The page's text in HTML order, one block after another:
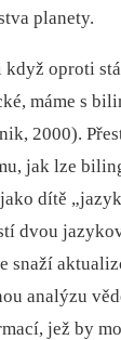
planety.
když oproti
máme s
2000).
jak lze
dítě
dvou
snaží
analýzu
jež by